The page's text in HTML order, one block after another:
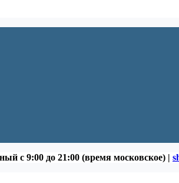
с 9:00 до 21:00 (время московское) |